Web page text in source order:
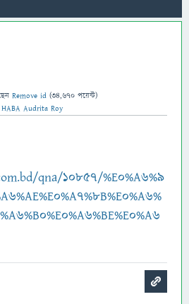
Remove id (34,670 পয়েন্ট)
HABA Audrita Roy
qna/10857/%E0%A6%9